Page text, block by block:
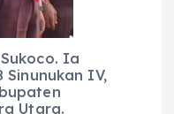
Ia
Sinunukan IV,
Utara.